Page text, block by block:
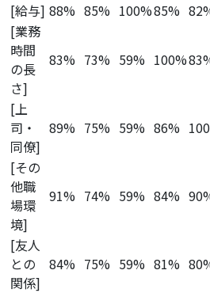
[給与] 88% 85% 100%85%
[業務
時間
の長
さ]
83% 73% 59% 100%
[上
司・
同僚]
89% 75% 59% 86%
[その
他職
場環
境]
91% 74% 59% 84%
[友人
との
関係]
84% 75% 59% 81%